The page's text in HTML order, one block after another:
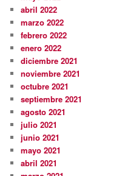
abril 2022
marzo 2022
febrero 2022
enero 2022
diciembre 2021
noviembre 2021
octubre 2021
septiembre 2021
agosto 2021
julio 2021
junio 2021
mayo 2021
abril 2021